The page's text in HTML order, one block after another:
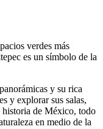
verdes más
es un símbolo de la
y su rica
y explorar sus salas,
historia de México, todo
en medio de la